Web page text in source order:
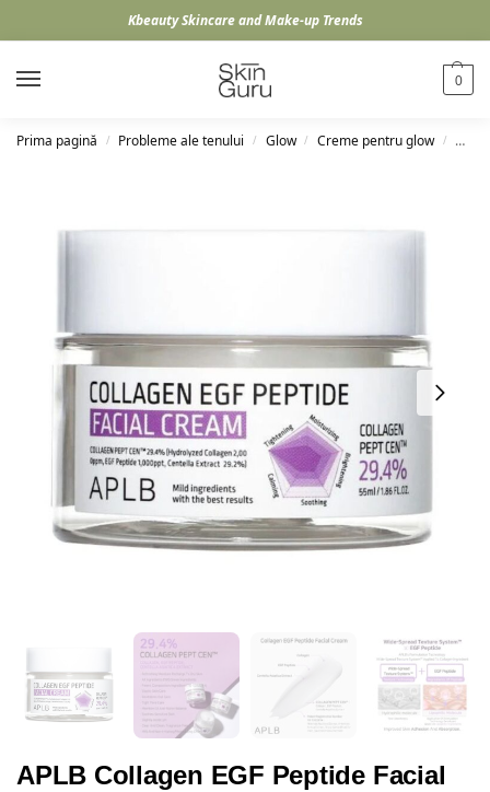
Kbeauty Skincare and Make-up Trends
0
Prima pagină / Probleme ale tenului / Glow / Creme pentru glow /
APLB Collagen EGF Peptide Facial